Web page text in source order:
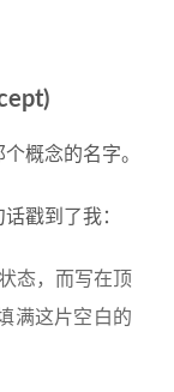
概念的名字。
戳到了我：
态，而写在顶
满这片空白的